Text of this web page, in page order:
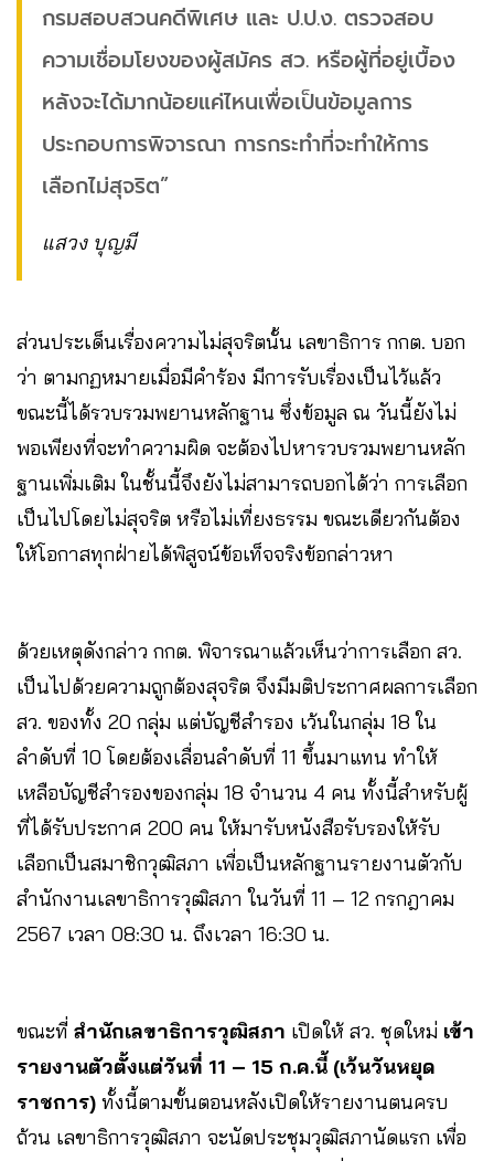
กรมสอบสวนคดีพิเศษ และ ป.ป.ง. ตรวจสอบ
ความเชื่อมโยงของผู้สมัคร สว. หรือผู้ที่อยู่เบื้อง
หลังจะได้มากน้อยแค่ไหนเพื่อเป็นข้อมูลการ
ประกอบการพิจารณา การกระทำที่จะทำให้การ
เลือกไม่สุจริต”
แสวง บุญมี
ส่วนประเด็นเรื่องความไม่สุจริตนั้น เลขาธิการ กกต. บอก
ว่า ตามกฏหมายเมื่อมีคำร้อง มีการรับเรื่องเป็นไว้แล้ว
ขณะนี้ได้รวบรวมพยานหลักฐาน ซึ่งข้อมูล ณ วันนี้ยังไม่
พอเพียงที่จะทำความผิด จะต้องไปหารวบรวมพยานหลัก
ฐานเพิ่มเติม ในชั้นนี้จึงยังไม่สามารถบอกได้ว่า การเลือก
เป็นไปโดยไม่สุจริต หรือไม่เที่ยงธรรม ขณะเดียวกันต้อง
ให้โอกาสทุกฝ่ายได้พิสูจน์ข้อเท็จจริงข้อกล่าวหา
ด้วยเหตุดังกล่าว กกต. พิจารณาแล้วเห็นว่าการเลือก สว.
เป็นไปด้วยความถูกต้องสุจริต จึงมีมติประกาศผลการเลือก
สว. ของทั้ง 20 กลุ่ม แต่บัญชีสำรอง เว้นในกลุ่ม 18 ใน
ลำดับที่ 10 โดยต้องเลื่อนลำดับที่ 11 ขึ้นมาแทน ทำให้
เหลือบัญชีสำรองของกลุ่ม 18 จำนวน 4 คน ทั้งนี้สำหรับผู้
ที่ได้รับประกาศ 200 คน ให้มารับหนังสือรับรองให้รับ
เลือกเป็นสมาชิกวุฒิสภา เพื่อเป็นหลักฐานรายงานตัวกับ
สำนักงานเลขาธิการวุฒิสภา ในวันที่ 11 – 12 กรกฎาคม
2567 เวลา 08:30 น. ถึงเวลา 16:30 น.
ขณะที่ สำนักเลขาธิการวุฒิสภา เปิดให้ สว. ชุดใหม่ เข้า
รายงานตัวตั้งแต่วันที่ 11 – 15 ก.ค.นี้ (เว้นวันหยุด
ราชการ) ทั้งนี้ตามขั้นตอนหลังเปิดให้รายงานตนครบ
ถ้วน เลขาธิการวุฒิสภา จะนัดประชุมวุฒิสภานัดแรก เพื่อ